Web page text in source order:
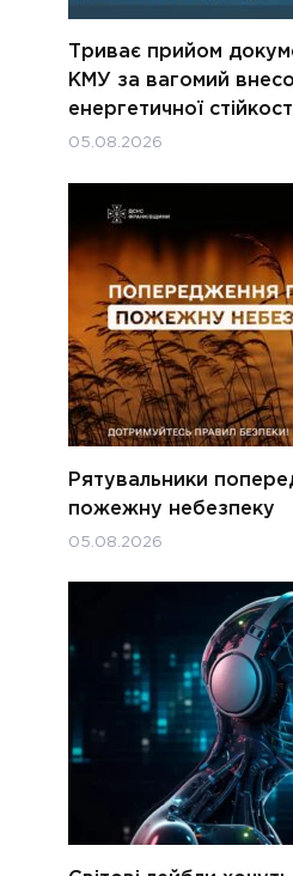
Триває прийом
КМУ за вагомий
енергетичної
05.08.2026
Рятувальники
пожежну небезпеку
05.08.2026